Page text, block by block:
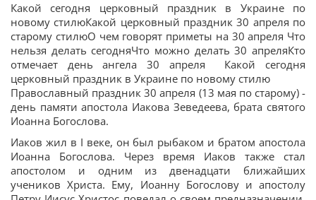
Какой сегодня церковный праздник в Украине по
новому стилюКакой церковный праздник 30 апреля по
старому стилюО чем говорят приметы на 30 апреля Что
нельзя делать сегодняЧто можно делать 30 апреляКто
отмечает день ангела 30 апреля Какой сегодня
церковный праздник в Украине по новому стилю
Православный праздник 30 апреля (13 мая по старому) -
день памяти апостола Иакова Зеведеева, брата святого
Иоанна Богослова.
Иаков жил в I веке, он был рыбаком и братом апостола
Иоанна Богослова. Через время Иаков также стал
апостолом и одним из двенадцати ближайших
учеников Христа. Ему, Иоанну Богослову и апостолу